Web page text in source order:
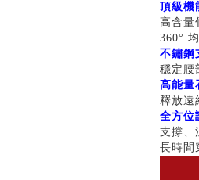
頂級機
高含量
360°
不鏽鋼
穩定腰
高能量
釋放遠
全方位
支撐、
長時間